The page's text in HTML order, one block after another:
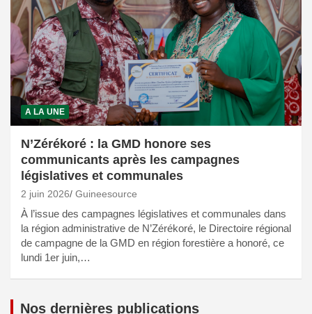
A LA UNE
N’Zérékoré : la GMD honore ses
communicants après les campagnes
législatives et communales
2 juin 2026 Guineesource
À l’issue des campagnes législatives et communales dans
la région administrative de N’Zérékoré, le Directoire régional
de campagne de la GMD en région forestière a honoré, ce
lundi 1er juin,…
Nos dernières publications